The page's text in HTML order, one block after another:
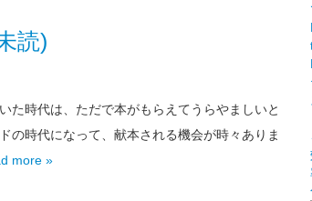
読)
た時代は、ただで本がもらえてうらやましいと
の時代になって、献本される機会が時々ありま
more »